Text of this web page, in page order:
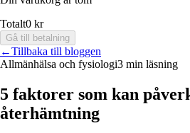
Totalt0 kr
Gå till betalning
←Tillbaka till bloggen
Allmänhälsa och fysiologi3 min läsning
5 faktorer som kan
återhämtning